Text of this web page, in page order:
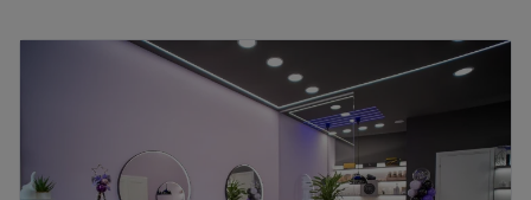
20:00
08:30– 20:00
16:30
16:30
Sabato
08:00– 20:00
Domenica
Chiuso